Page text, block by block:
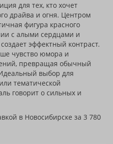
для тех, кто хочет
драйва и огня. Центром
фигура красного
с алыми сердцами и
эффектный контраст.
чувство юмора и
превращая обычный
выбор для
тематической
говорит о сильных и
в Новосибирске за 3 780